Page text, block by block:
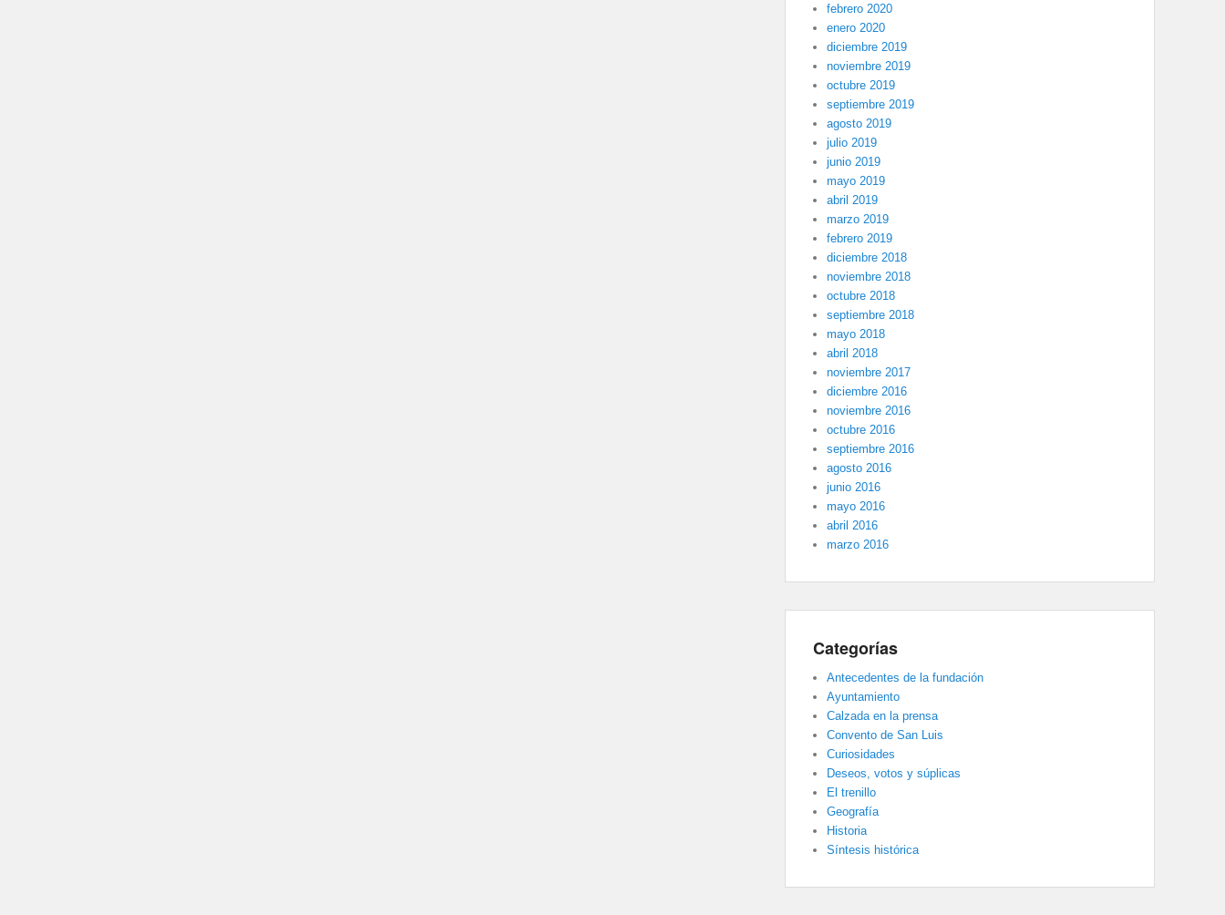
febrero 2020
enero 2020
diciembre 2019
noviembre 2019
octubre 2019
septiembre 2019
agosto 2019
julio 2019
junio 2019
mayo 2019
abril 2019
marzo 2019
febrero 2019
diciembre 2018
noviembre 2018
octubre 2018
septiembre 2018
mayo 2018
abril 2018
noviembre 2017
diciembre 2016
noviembre 2016
octubre 2016
septiembre 2016
agosto 2016
junio 2016
mayo 2016
abril 2016
marzo 2016
Categorías
Antecedentes de la fundación
Ayuntamiento
Calzada en la prensa
Convento de San Luis
Curiosidades
Deseos, votos y súplicas
El trenillo
Geografía
Historia
Síntesis histórica